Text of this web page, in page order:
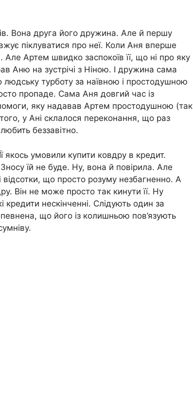
Вона друга його дружина. Але й першу
піклуватися про неї. Коли Аня вперше
Артем швидко заспокоїв її, що ні про яку
Аню на зустрічі з Ніною. І дружина сама
турботу за наївною і простодушною
пропаде. Сама Аня довгий час із
яку надавав Артем простодушною (так
у Ані склалося переконання, що раз
беззавітно.
якось умовили купити ковдру в кредит.
їй не буде. Ну, вона й повірила. Але
відсотки, що просто розуму незбагненно. А
Він не може просто так кинути її. Ну
кредити нескінченні. Слідують один за
що його із колишньою пов’язують